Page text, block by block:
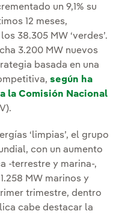
un 9,1% su
12 meses,
38.305 MW ‘verdes’.
3.200 MW nuevos
basada en una
según ha
la Comisión Nacional
‘limpias’, el grupo
con un aumento
-terrestre y marina-,
MW marinos y
trimestre, dentro
cabe destacar la